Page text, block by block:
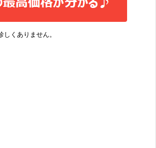
しくありません。